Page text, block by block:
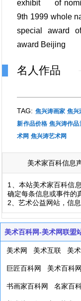
exhibit of
9th 1999 whole
special award
award Beijing
名人作品
TAG: 焦兴涛画家 焦兴
新作品价格 焦兴涛作品
术网 焦兴涛艺术网
美术家百科信息
1、本站美术家百科信
确定每条信息或事件的
2、艺术公益网站，信
美术百科网-美术网联盟
美术网 美术互联 美
巨匠百科网 美术百科网
书画家百科网 名家百